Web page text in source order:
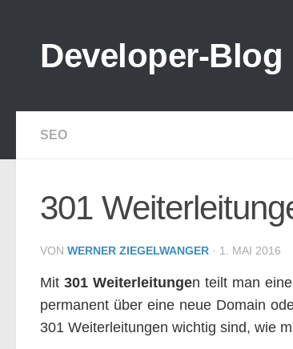
Developer-Blog
SEO
301
VON WERNER ZIEGELWANGER · 1. MAI 2016
Mit 301 Weiterleitungen teilt man
permanent über eine neue Domain
301 Weiterleitungen wichtig sind, wie